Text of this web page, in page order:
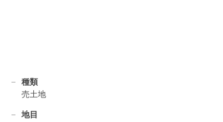
種類
売土地
地目